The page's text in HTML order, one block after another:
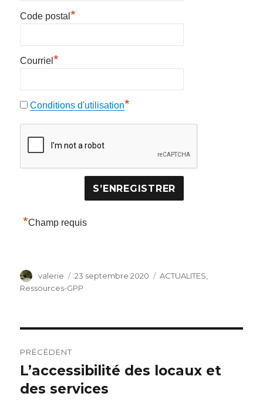
Code postal*
Courriel*
Conditions d'utilisation*
*Champ requis
Auteur
valerie
Publié
le
23 septembre 2020 Catégories
ACTUALITES
Ressources-GPP
de
l’article
PRÉCÉDENT
Publication
précédente :
L’accessibilité des locaux et
des services